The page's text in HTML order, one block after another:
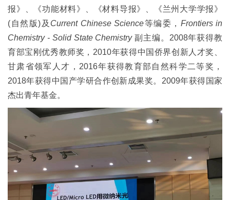
报》、《功能材料》、《材料导报》、《兰州大学学报》
( 自然版) 及 Current Chinese Science等编委， Frontiers in
Chemistry - Solid State Chemistry 副主编。 2008年获得教
育部宝刚优秀教师奖， 2010年获得中国侨界创新人才奖、
甘肃省领军人才， 2016年获得教育部自然科学二等奖，
2018年获得中国产学研合作创新成果奖。 2009年获得国家
杰出青年基金。